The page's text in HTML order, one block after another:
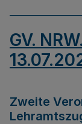
GV.
Zweite